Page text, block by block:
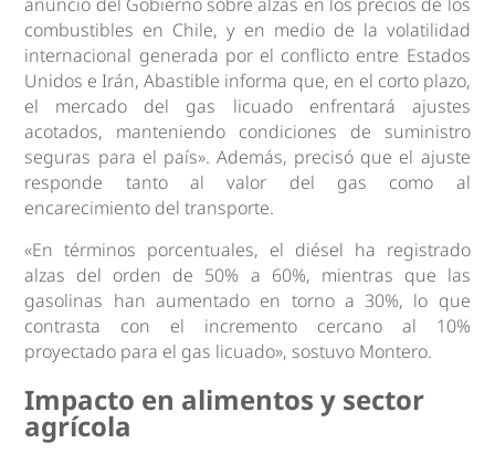
combustibles en Chile, y en medio de la volatilidad
internacional generada por el conflicto entre Estados
Unidos e Irán, Abastible informa que, en el corto plazo,
el mercado del gas licuado enfrentará ajustes
acotados, manteniendo condiciones de suministro
seguras para el país». Además, precisó que el ajuste
responde tanto al valor del gas como al
encarecimiento del transporte.
«En términos porcentuales, el diésel ha registrado
alzas del orden de 50% a 60%, mientras que las
gasolinas han aumentado en torno a 30%, lo que
contrasta con el incremento cercano al 10%
proyectado para el gas licuado», sostuvo Montero.
Impacto en alimentos y sector
agrícola